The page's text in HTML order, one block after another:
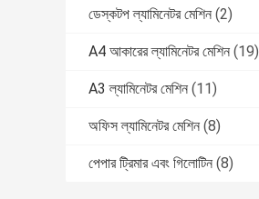
ডেস্কটপ ল্যামিনেটর মেশিন (2)
A4 আকারের ল্যামিনেটর মেশিন (19)
A3 ল্যামিনেটর মেশিন (11)
অফিস ল্যামিনেটর মেশিন (8)
পেপার ট্রিমার এবং গিলোটিন (8)